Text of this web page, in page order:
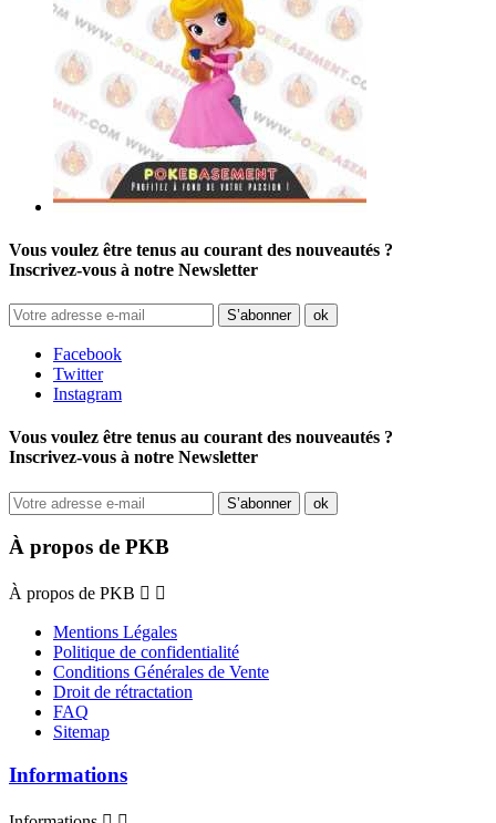
Vous voulez être tenus au courant des nouveautés ?
Inscrivez-vous à notre Newsletter
Facebook
Twitter
Instagram
Vous voulez être tenus au courant des nouveautés ?
Inscrivez-vous à notre Newsletter
À propos de PKB
À propos de PKB  
Mentions Légales
Politique de confidentialité
Conditions Générales de Vente
Droit de rétractation
FAQ
Sitemap
Informations